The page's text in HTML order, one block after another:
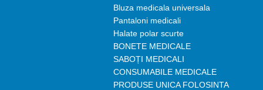
Bluza medicala universala
Pantaloni medicali
Halate polar scurte
BONETE MEDICALE
SABOȚI MEDICALI
CONSUMABILE MEDICALE
PRODUSE UNICA FOLOSINTA